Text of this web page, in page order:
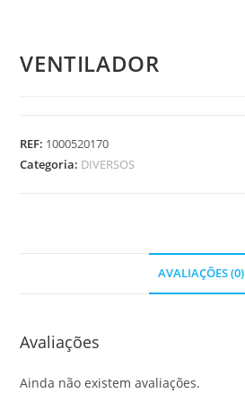
VENTILADOR
REF: 1000520170
Categoria: DIVERSOS
AVALIAÇÕES (0)
Avaliações
Ainda não existem avaliações.